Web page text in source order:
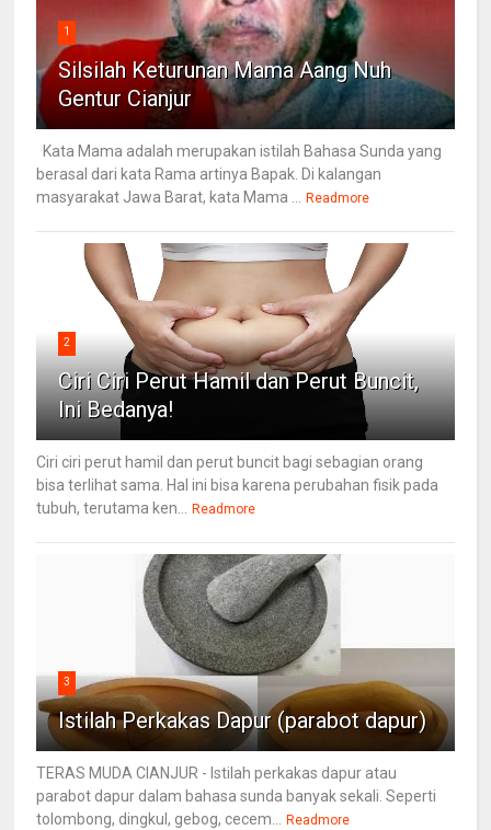
1
Silsilah Keturunan Mama Aang Nuh
Gentur Cianjur
Kata Mama adalah merupakan istilah Bahasa Sunda yang
berasal dari kata Rama artinya Bapak. Di kalangan
masyarakat Jawa Barat, kata Mama ... Readmore
2
Ciri Ciri Perut Hamil dan Perut Buncit,
Ini Bedanya!
Ciri ciri perut hamil dan perut buncit bagi sebagian orang
bisa terlihat sama. Hal ini bisa karena perubahan fisik pada
tubuh, terutama ken... Readmore
3
Istilah Perkakas Dapur (parabot dapur)
TERAS MUDA CIANJUR - Istilah perkakas dapur atau
parabot dapur dalam bahasa sunda banyak sekali. Seperti
tolombong, dingkul, gebog, cecem... Readmore